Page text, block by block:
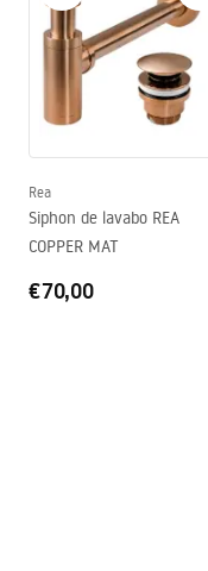
Finition
Longueur
Forme
Trou de robinet
Trou de débordement
Basin.pdf
Conditions de
Rea
Siphon de lavabo REA
COPPER MAT
€70,00